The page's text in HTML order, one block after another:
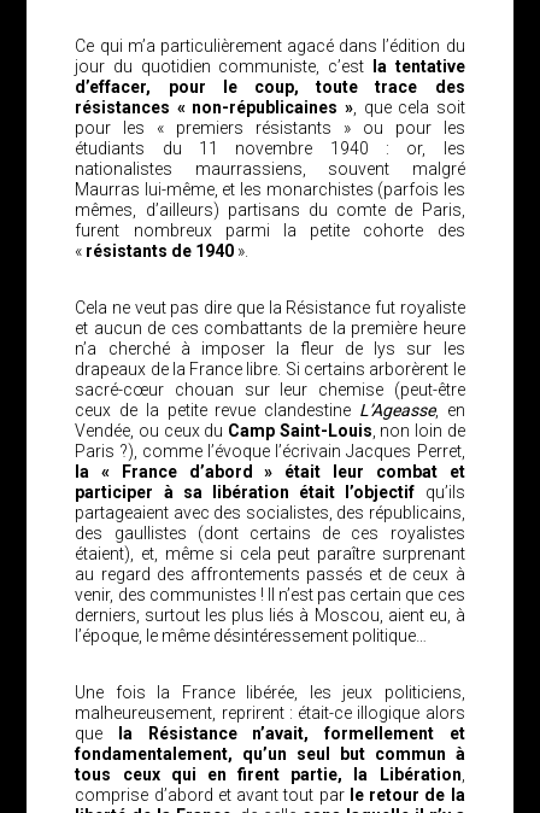
Ce qui m’a particulièrement agacé dans l’édition du
jour du quotidien communiste, c’est
la tentative
d’effacer, pour le coup, toute trace des
résistances « non-républicaines », que cela soit
pour les « premiers résistants » ou pour les
étudiants du 11 novembre 1940 : or, les
nationalistes maurrassiens, souvent malgré
Maurras lui-même, et les monarchistes (parfois les
mêmes, d’ailleurs) partisans du comte de Paris,
furent nombreux parmi la petite cohorte des
« résistants de 1940 ».
Cela ne veut pas dire que la Résistance fut royaliste
et aucun de ces combattants de la première heure
n’a cherché à imposer la fleur de lys sur les
drapeaux de la France libre. Si certains arborèrent le
sacré-cœur chouan sur leur chemise (peut-être
ceux de la petite revue clandestine L’Ageasse, en
Vendée, ou ceux du Camp Saint-Louis , non loin de
Paris ?), comme l’évoque l’écrivain Jacques Perret,
la « France d’abord » était leur combat et
participer à sa libération était l’objectif qu’ils
partageaient avec des socialistes, des républicains,
des gaullistes (dont certains de ces royalistes
étaient), et, même si cela peut paraître surprenant
au regard des affrontements passés et de ceux à
venir, des communistes ! Il n’est pas certain que ces
derniers, surtout les plus liés à Moscou, aient eu, à
l’époque, le même désintéressement politique…
Une fois la France libérée, les jeux politiciens,
malheureusement, reprirent : était-ce illogique alors
que
la Résistance n’avait, formellement et
fondamentalement,
qu’un seul but commun à
tous ceux qui en firent partie, la Libération
comprise d’abord et avant tout par le retour de la